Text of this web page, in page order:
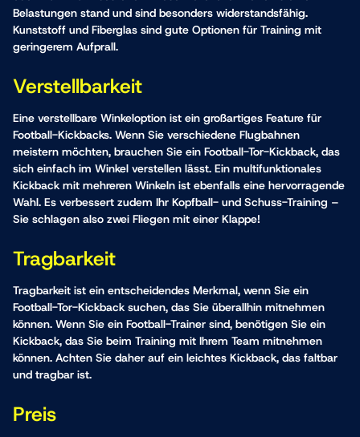
Belastungen stand und sind besonders widerstandsfähig.
Kunststoff und Fiberglas sind gute Optionen für Training mit
geringerem Aufprall.
Verstellbarkeit
Eine verstellbare Winkeloption ist ein großartiges Feature für
Football-Kickbacks. Wenn Sie verschiedene Flugbahnen
meistern möchten, brauchen Sie ein Football-Tor-Kickback, das
sich einfach im Winkel verstellen lässt. Ein multifunktionales
Kickback mit mehreren Winkeln ist ebenfalls eine hervorragende
Wahl. Es verbessert zudem Ihr Kopfball- und Schuss-Training –
Sie schlagen also zwei Fliegen mit einer Klappe!
Tragbarkeit
Tragbarkeit ist ein entscheidendes Merkmal, wenn Sie ein
Football-Tor-Kickback suchen, das Sie überallhin mitnehmen
können. Wenn Sie ein Football-Trainer sind, benötigen Sie ein
Kickback, das Sie beim Training mit Ihrem Team mitnehmen
können. Achten Sie daher auf ein leichtes Kickback, das faltbar
und tragbar ist.
Preis